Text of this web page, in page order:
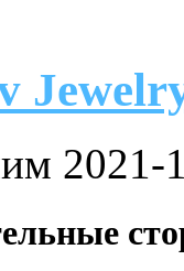
2021-